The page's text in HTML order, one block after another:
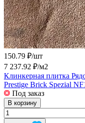
150.79 ₽/шт
7 237.92 ₽/м2
Клинкерная плитка
Prestige Brick Spezial
Под заказ
В корзину